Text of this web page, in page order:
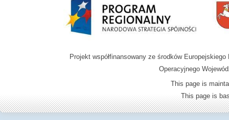
Projekt współfinansowany ze środków
Operacyjnego
This page is
This page is